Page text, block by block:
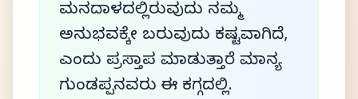
ಮನದಾಳದಲ್ಲಿರುವುದು ನಮ್ಮ
ಅನುಭವಕ್ಕೇ ಬರುವುದು ಕಷ್ಟವಾಗಿದೆ,
ಎಂದು ಪ್ರಸ್ತಾಪ ಮಾಡುತ್ತಾರೆ ಮಾನ್ಯ
ಗುಂಡಪ್ಪನವರು ಈ ಕಗ್ಗದಲ್ಲಿ.